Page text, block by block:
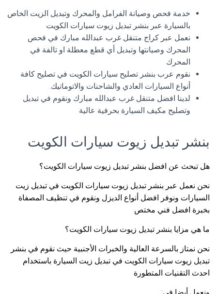
خدمة فحص وصيانة الفرامل والمحرك وتبديل الزيت الخاص
بالسيارة عبر بنشر تبديل زيوت سيارات الكويت
نعمل عبر كراج متنقل غرب عبدالله مبارك في فحص
المحرك وصيانتها وتبديل أي قطع معطلة او تالفة في
المحرك
نقوم عرب بنشر تصليح سيارات الكويت في تصليح كافة
أنواع السيارات العادي والشاحنات والاتوماتيك.
لدينا افضل متنقل غرب عبدالله مبارك ونقوم في تبديل
وتصليح مكيف السيارة بحرفية عالية
بنشر تبديل زيوت سيارات الكويت
هل تبحث عن افضل بنشر تبديل زيوت سيارات الكويت؟
نحن نعمل عبر بنشر تبديل زيوت سيارات الكويت في تبديل زيت
السيارات ونوفر افضل أنواع الديزل ونقوم في تنظيف المصفاة
بخبرة افضل فني مختص
ما هي مزايا بنشر تبديل زيوت سيارات الكويت؟
نحن نمتاز بالسرعة العالية والخبرات الأجنبية حيث نقوم في بنشر
تبديل زيوت سيارات الكويت في تبديل زيت السيارة باستخدام
احدث التقنيات المتطورة